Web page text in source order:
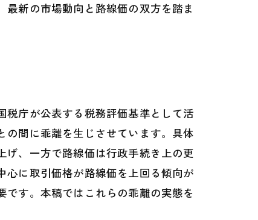
新の市場動向と路線価の双方を踏ま
庁が公表する税務評価基準として活
間に乖離を生じさせています。具体
、一方で路線価は行政手続き上の更
に取引価格が路線価を上回る傾向が
す。本稿ではこれらの乖離の実態を